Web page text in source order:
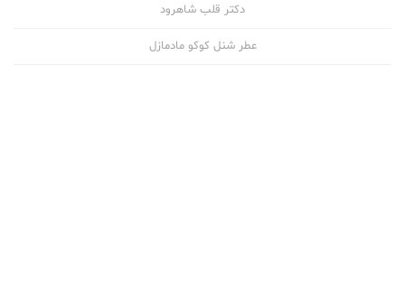
دکتر قلب شاهرود
عطر شنل کوکو مادمازل